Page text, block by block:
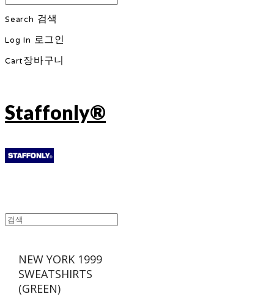
Search 검색
Log In 로그인
Cart장바구니
Staffonly®
NEW YORK 1999
SWEATSHIRTS
(GREEN)